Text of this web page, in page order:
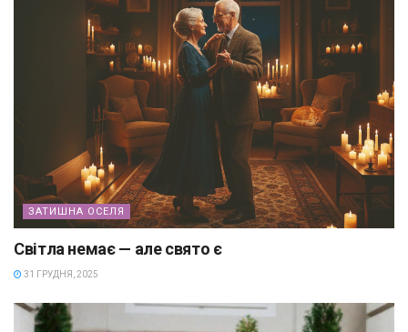
ЗАТИШНА ОСЕЛЯ
Світла немає — але свято є
31 ГРУДНЯ, 2025